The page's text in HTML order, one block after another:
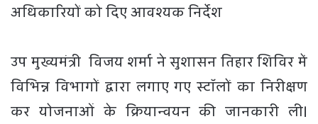
अधिकारियों को दिए आवश्यक निर्देश
उप मुख्यमंत्री विजय शर्मा ने सुशासन तिहार शिविर में
विभिन्न विभागों द्वारा लगाए गए स्टॉलों का निरीक्षण
कर योजनाओं के क्रियान्वयन की जानकारी ली।